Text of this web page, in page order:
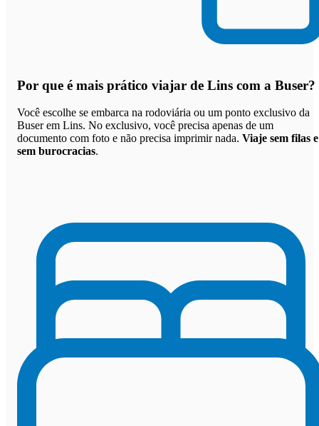
Por que é mais prático viajar de Lins com a Buser?
Você escolhe se embarca na rodoviária ou um ponto exclusivo da
Buser em Lins. No exclusivo, você precisa apenas de um
documento com foto e não precisa imprimir nada. Viaje sem filas e
sem burocracias.